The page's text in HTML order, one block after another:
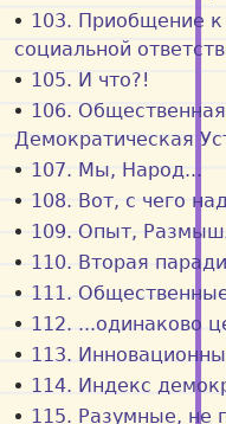
103. Приобщение к
социальной
105. И что?!
106.
Демократическая
107. Мы, Народ...
108. Вот, с чего
109. Опыт,
110. Вторая
111.
112. ...одинаково
113.
114. Индекс
115. Разумные, не